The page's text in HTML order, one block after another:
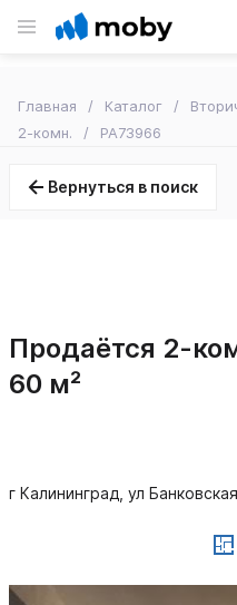
Главная Каталог
2-комн.
PA73966
Вернуться в поиск
Продаётся 2-
60 м²
г Калининград, ул